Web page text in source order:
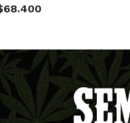
68.400